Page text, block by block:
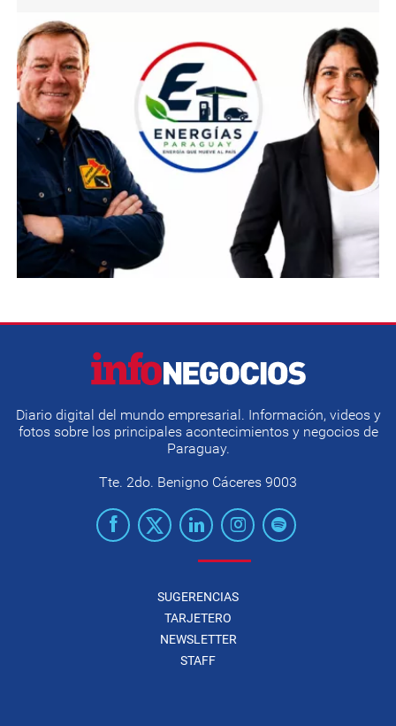
Diario digital del mundo empresarial. Información, videos y
fotos sobre los principales acontecimientos y negocios de
Paraguay.
Tte. 2do. Benigno Cáceres 9003
SUGERENCIAS
TARJETERO
NEWSLETTER
STAFF